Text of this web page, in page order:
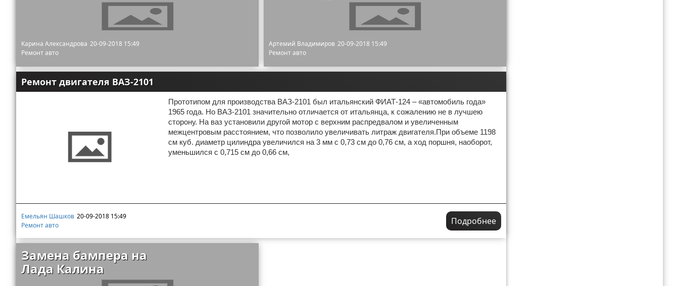
Карина Александрова 20-09-2018 15:49
Ремонт авто
Артемий Владимиров 20-09-2018 15:49
Ремонт авто
Ремонт двигателя ВАЗ-2101
Прототипом для производства ВАЗ-2101 был итальянский ФИАТ-124 – «автомобиль года»
1965 года. Но ВАЗ-2101 значительно отличается от итальянца, к сожалению не в лучшею
сторону. На ваз установили другой мотор с верхним распредвалом и увеличенным
межцентровым расстоянием, что позволило увеличивать литраж двигателя.При объеме 1198
см куб. диаметр цилиндра увеличился на 3 мм с 0,73 см до 0,76 см, а ход поршня, наоборот,
уменьшился с 0,715 см до 0,66 см,
Емельян Шашков 20-09-2018 15:49
Ремонт авто
Подробнее
Замена бампера на
Лада Калина